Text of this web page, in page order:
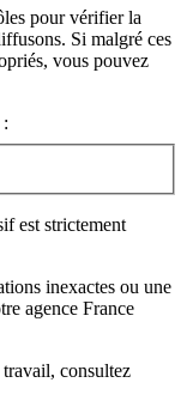
pour vérifier la
Si malgré ces
vous pouvez
est strictement
inexactes ou une
agence France
, consultez